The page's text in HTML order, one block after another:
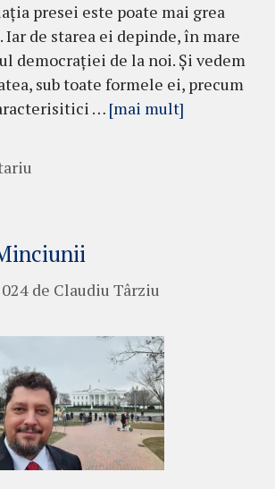
presei este poate mai grea
de starea ei depinde, în mare
democrației de la noi. Și vedem
sub toate formele ei, precum
… [mai mult]
de Claudiu Târziu